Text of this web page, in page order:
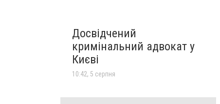
Досвідчений
кримінальний адвокат у
Києві
10:42, 5 серпня